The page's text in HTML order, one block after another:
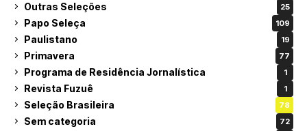
Outras Seleções 25
Papo Seleça 109
Paulistano 19
Primavera 77
Programa de Residência Jornalística 1
Revista Fuzuê 1
Seleção Brasileira 78
Sem categoria 72